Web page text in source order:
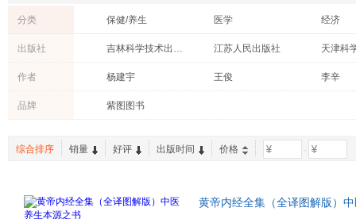
分类 保健/养生 医学
经济
古籍
自然科学
青春文
出版社 吉林科学技术出版社
江苏人民出版社
江西教育出版社
中医古
作者 杨建宇 王俊 李辛
品牌 紫图图书
综合排序 销量 好评 出版时间 价格 -
黄帝内经全集（全译图解版）